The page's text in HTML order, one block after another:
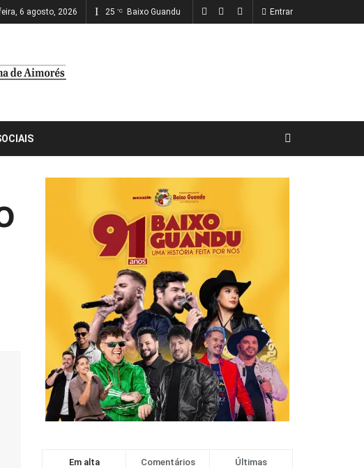
6 agosto, 2026 25 °C Baixo Guandu Entrar
Em alta Comentários Últimas